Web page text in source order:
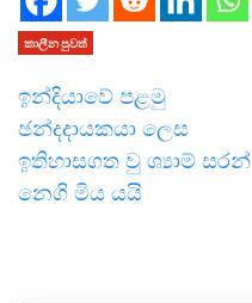
කාලීන පුවත්
ඉන්දියාවේ පළමු
ඡන්දදායකයා ලෙස
ඉතිහාසගත වු ශ්‍යාම් සරන්
නෙගි මිය යයි